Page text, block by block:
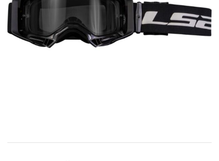
Prijava
Zaboravljena lozinka?